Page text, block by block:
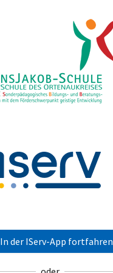
In der IServ-App fortfahren